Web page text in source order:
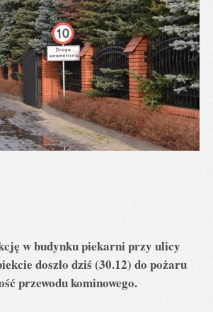
w budynku piekarni przy ulicy
doszło dziś (30.12) do pożaru
przewodu kominowego.